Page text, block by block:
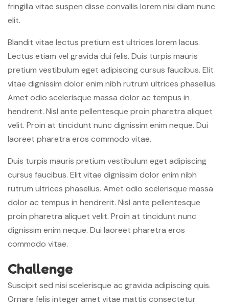
fringilla vitae suspen disse convallis lorem nisi diam nunc
elit.
Blandit vitae lectus pretium est ultrices lorem lacus.
Lectus etiam vel gravida dui felis. Duis turpis mauris
pretium vestibulum eget adipiscing cursus faucibus. Elit
vitae dignissim dolor enim nibh rutrum ultrices phasellus.
Amet odio scelerisque massa dolor ac tempus in
hendrerit. Nisl ante pellentesque proin pharetra aliquet
velit. Proin at tincidunt nunc dignissim enim neque. Dui
laoreet pharetra eros commodo vitae.
Duis turpis mauris pretium vestibulum eget adipiscing
cursus faucibus. Elit vitae dignissim dolor enim nibh
rutrum ultrices phasellus. Amet odio scelerisque massa
dolor ac tempus in hendrerit. Nisl ante pellentesque
proin pharetra aliquet velit. Proin at tincidunt nunc
dignissim enim neque. Dui laoreet pharetra eros
commodo vitae.
Challenge
Suscipit sed nisi scelerisque ac gravida adipiscing quis.
Ornare felis integer amet vitae mattis consectetur